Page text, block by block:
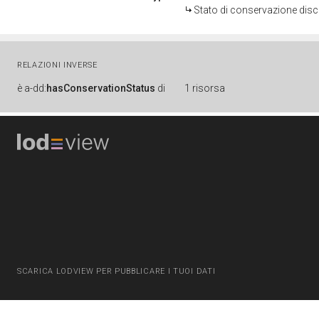
Stato di conservazione
RELAZIONI INVERSE
è a-dd:hasConservationStatus di 1 risorsa
SCARICA LODVIEW PER PUBBLICARE I TUOI DATI